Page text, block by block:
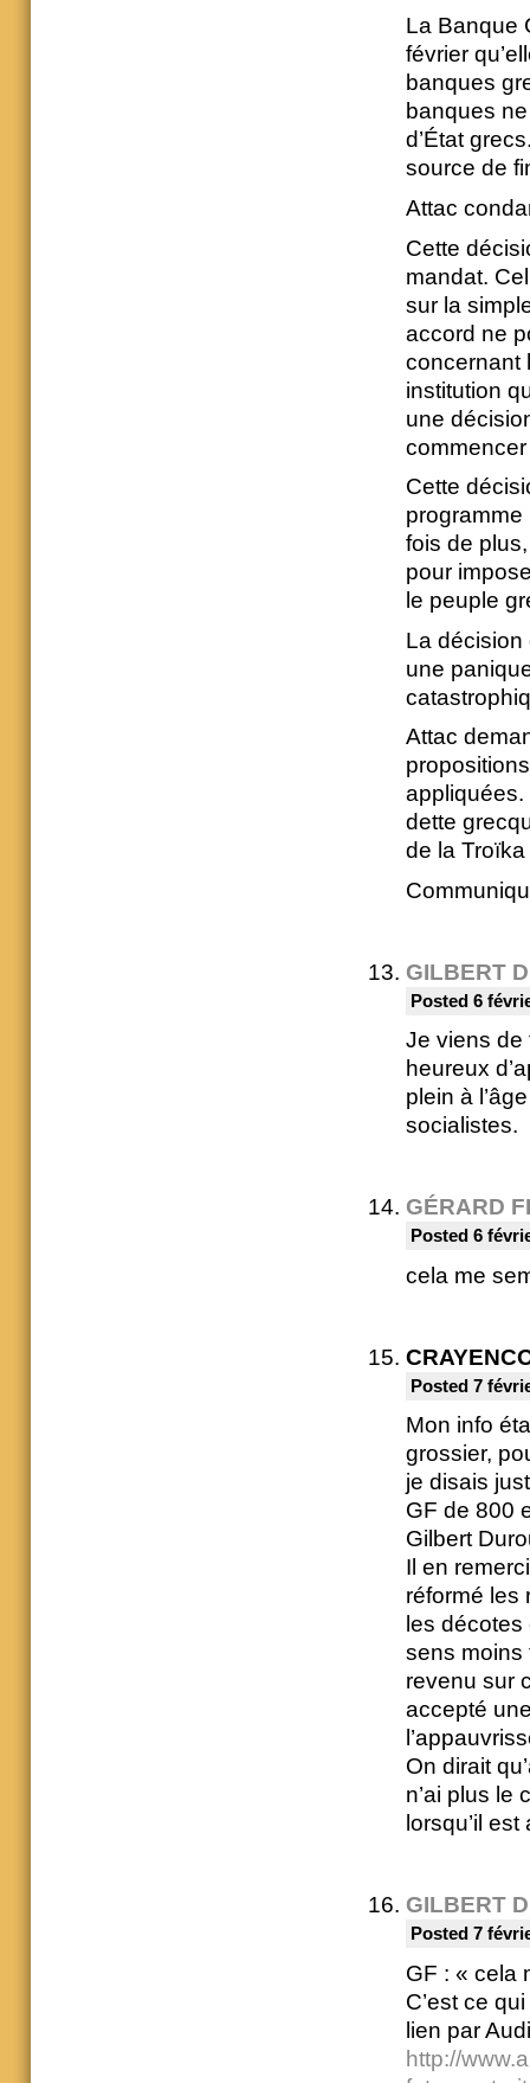
La Banque
février
banques
banques
d’État
source de
Attac
Cette
mandat.
sur la
accord ne
concernant
institution
une
Cette
fois de
pour
le peuple
La décision
une
Attac
appliquées.
dette
de la
GILBERT
Posted 6
Je viens de
heureux
plein à
socialistes.
GÉRARD
Posted 6
cela me
Posted 7
Mon info
grossier,
je disais
GF de 800
Gilbert
Il en
réformé les
les
sens moins
revenu sur
accepté
On dirait
n’ai plus le
lorsqu’il
GILBERT
Posted 7
GF : « cela
C’est ce
lien par
http://